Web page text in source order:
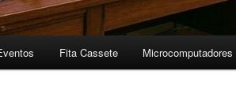
Fita Cassete Microcomputadores